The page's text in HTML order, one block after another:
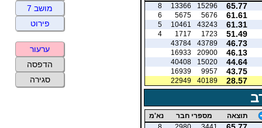
65.77
15296
13366
8
61.61
5676
5675
6
61.31
43243
10461
5
51.49
1723
1717
4
46.73
43789
43784
46.13
20900
16933
44.64
15020
40408
43.75
9957
16939
28.57
40189
22949
תוצאה מספרי חבר נא'מ
מושב 7
פירוט
ערעור
הדפסה
סגירה